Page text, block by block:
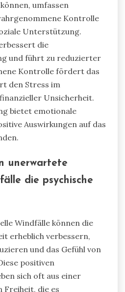
umfassen
Kontrolle
Unterstützung.
die
und führt zu reduzierter
Kontrolle fördert das
den Stress im
Unsicherheit.
bietet emotionale
Auswirkungen auf das
unerwartete
die psychische
Windfälle können die
erheblich verbessern,
und das Gefühl von
positiven
sich oft aus einer
Freiheit, die es